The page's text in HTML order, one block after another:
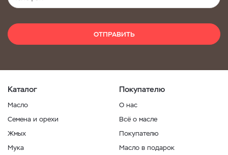
ОТПРАВИТЬ
Каталог
Масло
Семена и орехи
Жмых
Мука
Покупателю
О нас
Всё о масле
Покупателю
Масло в подарок